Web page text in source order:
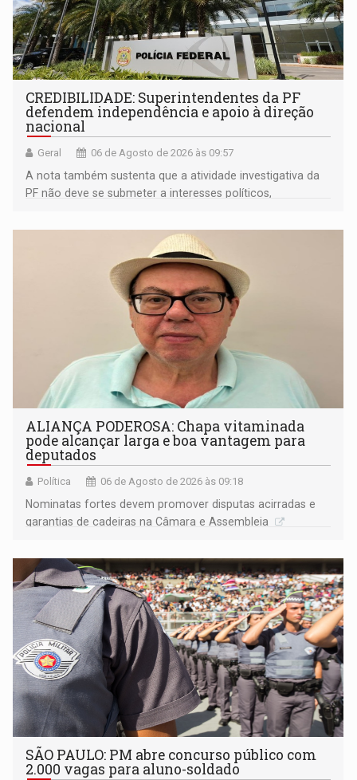
CREDIBILIDADE: Superintendentes da PF
defendem independência e apoio à direção
nacional
Geral 06 de Agosto de 2026 às 09:57
A nota também sustenta que a atividade investigativa da
PF não deve se submeter a interesses políticos,
ALIANÇA PODEROSA: Chapa vitaminada
pode alcançar larga e boa vantagem para
deputados
Política 06 de Agosto de 2026 às 09:18
Nominatas fortes devem promover disputas acirradas e
garantias de cadeiras na Câmara e Assembleia
SÃO PAULO: PM abre concurso público com
2.000 vagas para aluno-soldado